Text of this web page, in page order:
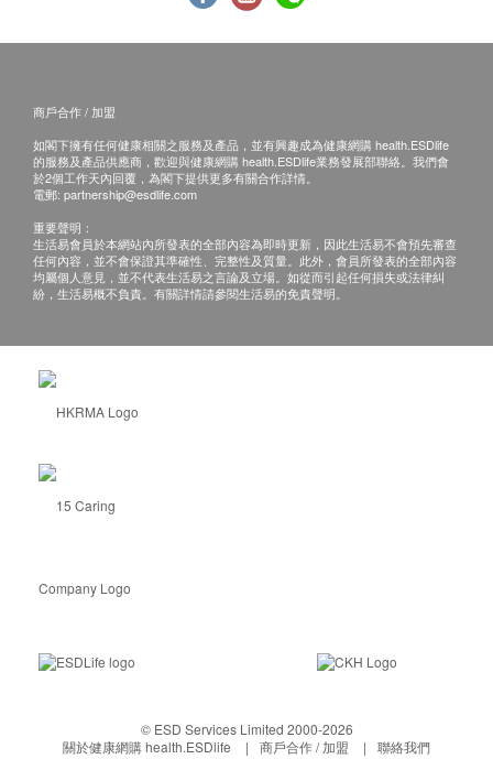
商戶合作 / 加盟
如閣下擁有任何健康相關之服務及產品，並有興趣成為健康網購 health.ESDlife
的服務及產品供應商，歡迎與健康網購 health.ESDlife業務發展部聯絡。我們會
於2個工作天內回覆，為閣下提供更多有關合作詳情。
電郵: partnership@esdlife.com
重要聲明：
生活易會員於本網站內所發表的全部內容為即時更新，因此生活易不會預先審查
任何內容，並不會保證其準確性、完整性及質量。此外，會員所發表的全部內容
均屬個人意見，並不代表生活易之言論及立場。如從而引起任何損失或法律糾
紛，生活易概不負責。有關詳情請參閱生活易的免責聲明。
© ESD Services Limited 2000-2026
關於健康網購 health.ESDlife
商戶合作 / 加盟
聯絡我們